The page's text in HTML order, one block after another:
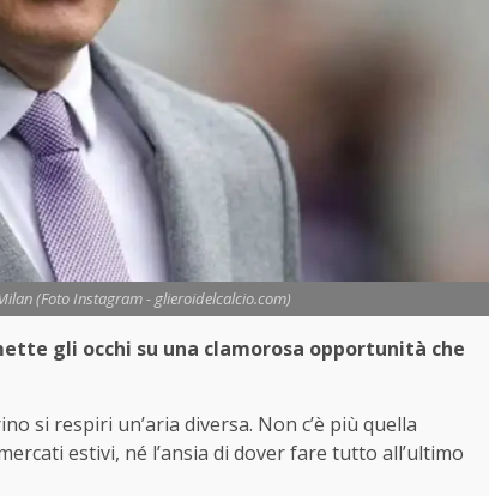
(Foto Instagram - glieroidelcalcio.com)
gli occhi su una clamorosa opportunità che
si respiri un’aria diversa. Non c’è più quella
estivi, né l’ansia di dover fare tutto all’ultimo